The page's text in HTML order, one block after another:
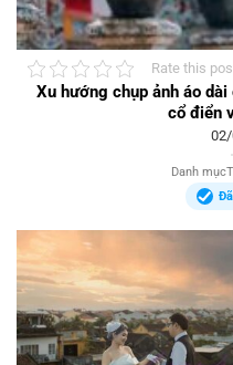
Rate this
Xu hướng chụp ảnh áo
cổ điển
Danh